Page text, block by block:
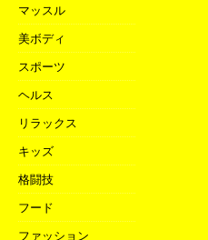
マッスル
美ボディ
スポーツ
ヘルス
リラックス
キッズ
格闘技
フード
ファッション